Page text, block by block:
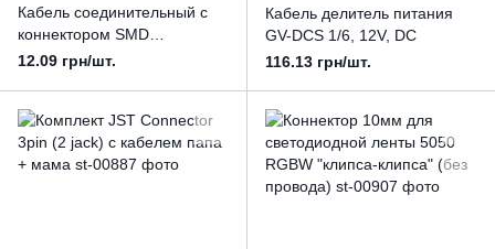
Кабель соединительный с
коннектором SMD
5050/5630/5730 1jack
12.09 грн/шт.
Кабель делитель питания
GV-DCS 1/6, 12V, DC
116.13 грн/шт.